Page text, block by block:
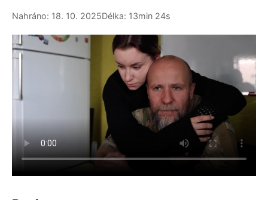
Nahráno: 18. 10. 2025Délka: 13min 24s